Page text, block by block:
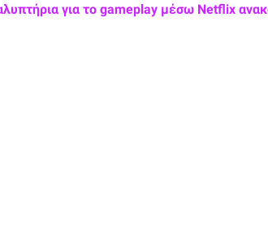
για το gameplay μέσω Netflix